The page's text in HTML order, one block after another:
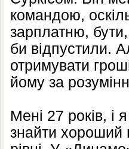
командою,
зарплатню,
би відпустили.
отримувати
йому за
Мені 27 років, і
знайти хороший